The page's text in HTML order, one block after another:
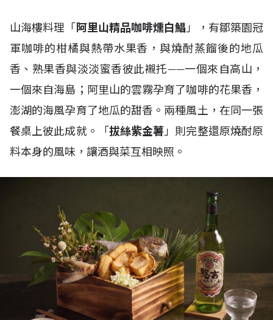
山海樓料理「阿里山精品咖啡燻白鯧」，有鄒築園冠
軍咖啡的柑橘與熱帶水果香，與燒酎蒸餾後的地瓜
香、熟果香與淡淡蜜香彼此襯托——一個來自高山，
一個來自海島；阿里山的雲霧孕育了咖啡的花果香，
澎湖的海風孕育了地瓜的甜香。兩種風土，在同一張
餐桌上彼此成就。「拔絲紫金薯」則完整還原燒酎原
料本身的風味，讓酒與菜互相映照。